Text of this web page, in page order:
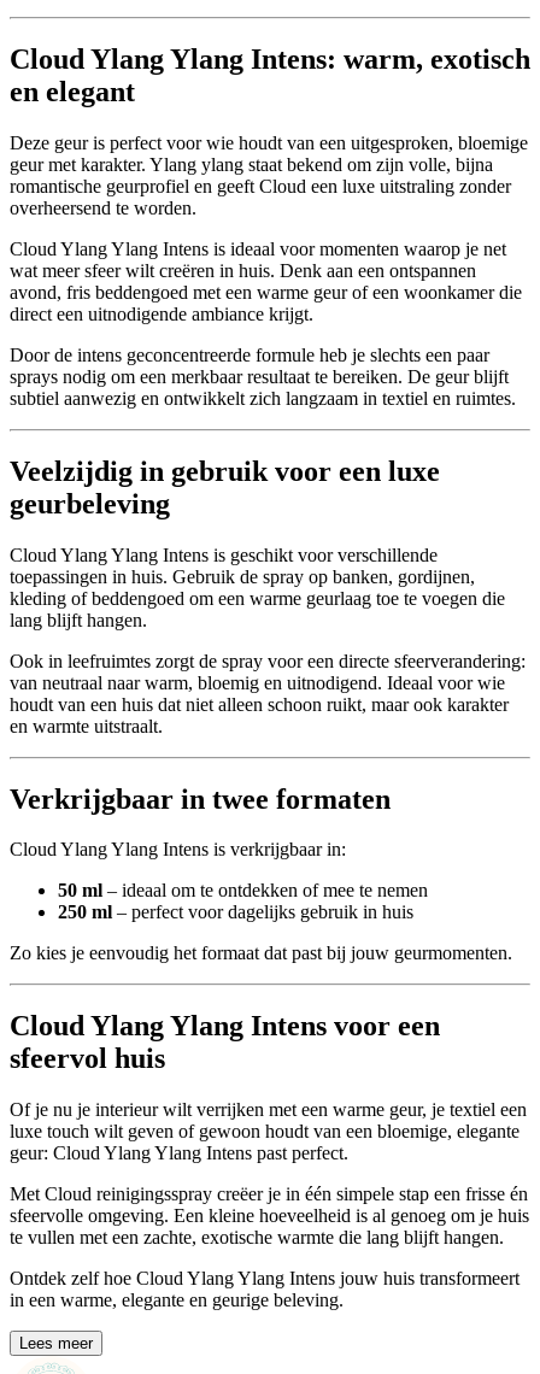
Cloud Ylang Ylang Intens: warm, exotisch
en elegant
Deze geur is perfect voor wie houdt van een uitgesproken, bloemige
geur met karakter. Ylang ylang staat bekend om zijn volle, bijna
romantische geurprofiel en geeft Cloud een luxe uitstraling zonder
overheersend te worden.
Cloud Ylang Ylang Intens is ideaal voor momenten waarop je net
wat meer sfeer wilt creëren in huis. Denk aan een ontspannen
avond, fris beddengoed met een warme geur of een woonkamer die
direct een uitnodigende ambiance krijgt.
Door de intens geconcentreerde formule heb je slechts een paar
sprays nodig om een merkbaar resultaat te bereiken. De geur blijft
subtiel aanwezig en ontwikkelt zich langzaam in textiel en ruimtes.
Veelzijdig in gebruik voor een luxe
geurbeleving
Cloud Ylang Ylang Intens is geschikt voor verschillende
toepassingen in huis. Gebruik de spray op banken, gordijnen,
kleding of beddengoed om een warme geurlaag toe te voegen die
lang blijft hangen.
Ook in leefruimtes zorgt de spray voor een directe sfeerverandering:
van neutraal naar warm, bloemig en uitnodigend. Ideaal voor wie
houdt van een huis dat niet alleen schoon ruikt, maar ook karakter
en warmte uitstraalt.
Verkrijgbaar in twee formaten
Cloud Ylang Ylang Intens is verkrijgbaar in:
50 ml – ideaal om te ontdekken of mee te nemen
250 ml – perfect voor dagelijks gebruik in huis
Zo kies je eenvoudig het formaat dat past bij jouw geurmomenten.
Cloud Ylang Ylang Intens voor een
sfeervol huis
Of je nu je interieur wilt verrijken met een warme geur, je textiel een
luxe touch wilt geven of gewoon houdt van een bloemige, elegante
geur: Cloud Ylang Ylang Intens past perfect.
Met Cloud reinigingsspray creëer je in één simpele stap een frisse én
sfeervolle omgeving. Een kleine hoeveelheid is al genoeg om je huis
te vullen met een zachte, exotische warmte die lang blijft hangen.
Ontdek zelf hoe Cloud Ylang Ylang Intens jouw huis transformeert
in een warme, elegante en geurige beleving.
Lees meer